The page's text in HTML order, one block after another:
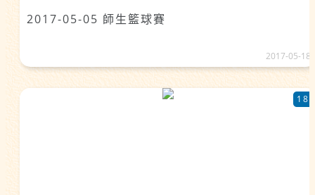
2017-05-05 師生籃球賽
2017-05-18
18